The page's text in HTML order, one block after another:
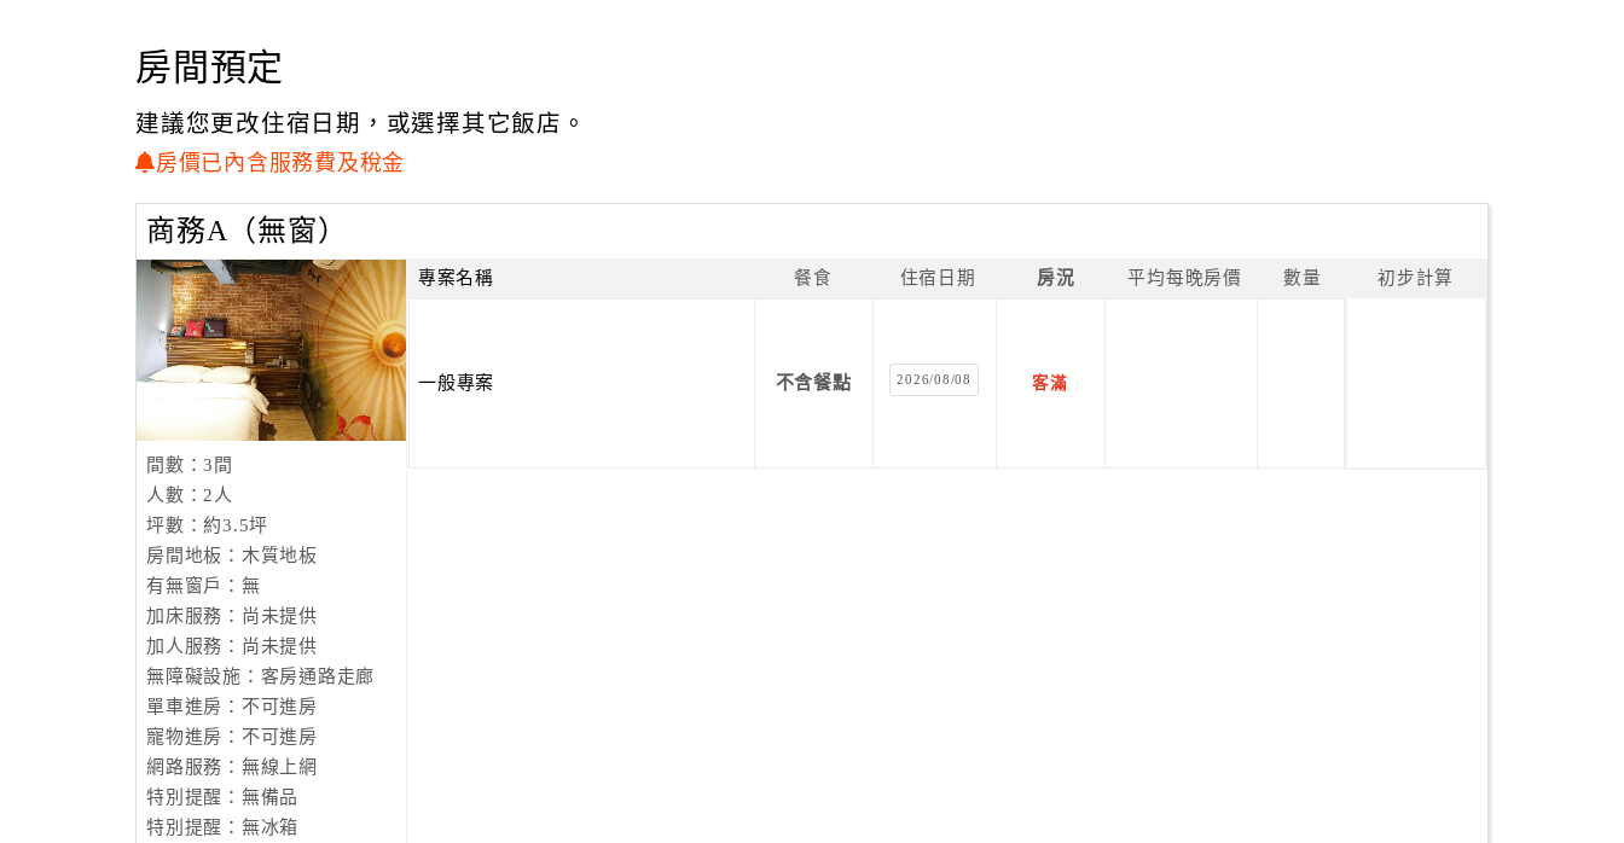
房間預定
建議您更改住宿日期，或選擇其它飯店。
房價已內含服務費及稅金
商務A（無窗）
間數：3間
人數：2人
坪數：約3.5坪
房間地板：木質地板
有無窗戶：無
加床服務：尚未提供
加人服務：尚未提供
無障礙設施：客房通路走廊
單車進房：不可進房
寵物進房：不可進房
網路服務：無線上網
特別提醒：無備品
特別提醒：無冰箱
專案名稱 餐食 住宿日期 房況 平均每晚房價 數量 初步計算
一般專案 不含餐點 2026/08/08 客滿